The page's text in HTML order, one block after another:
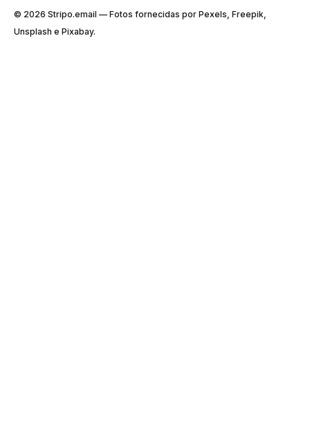
© 2026 Stripо.email — Fotos fornecidas por Pexels, Freepik,
Unsplash e Pixabay.